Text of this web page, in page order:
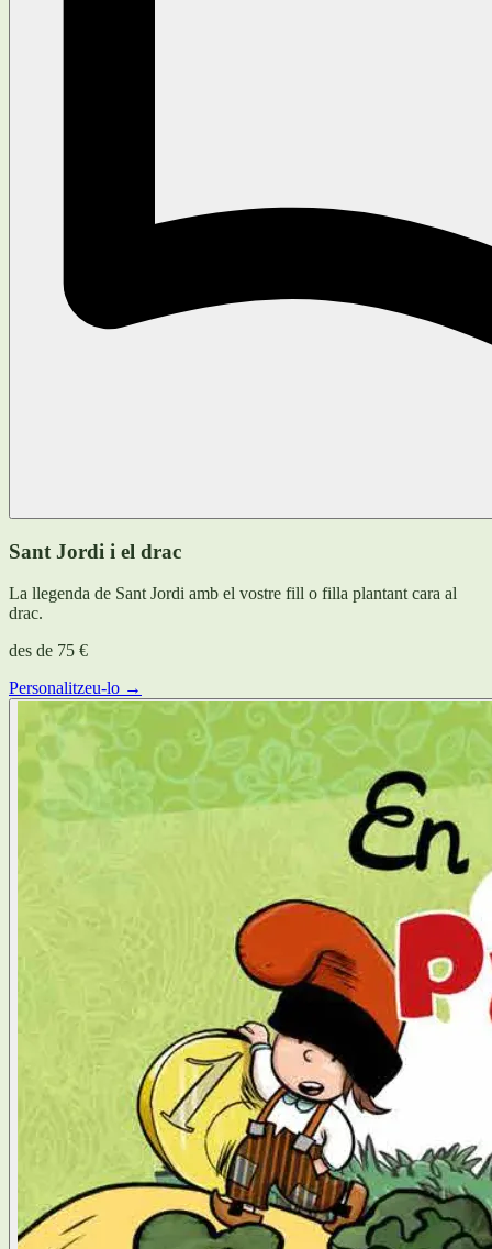
Sant Jordi i el drac
La llegenda de Sant Jordi amb el vostre fill o filla plantant cara al
drac.
des de 75 €
Personalitzeu-lo →